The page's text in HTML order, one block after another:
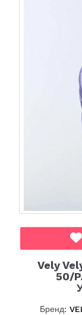
Vely
50/
Бренд: